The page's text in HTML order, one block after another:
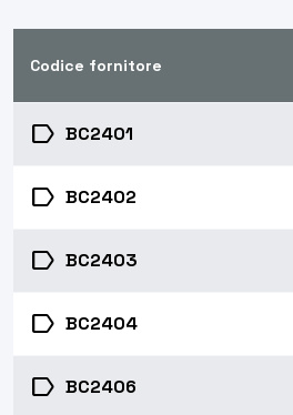
Codice fornitore
label BC2401
label BC2402
label BC2403
label BC2404
label BC2406